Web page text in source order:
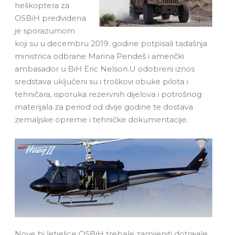
helikoptera za
OSBiH predvidena
je sporazumom
koji su u decembru 2019. godine potpisali tadašnja
ministrica odbrane Marina Pendeš i američki
ambasador u BiH Eric Nelson.U odobreni iznos
sredstava uključeni su i troškovi obuke pilota i
tehničara, isporuka rezervnih dijelova i potrošnog
materijala za period od dvije godine te dostava
zemaljske opreme i tehničke dokumentacije.